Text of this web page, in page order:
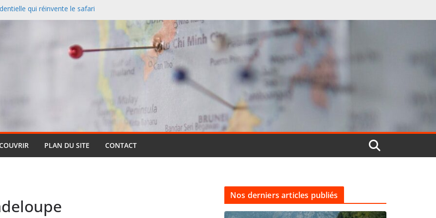
qui réinvente le safari
désertent le Sud et
paysage naturel
et la Méditerranée
: pourquoi cette formule
PLAN DU SITE CONTACT
Nos derniers articles publiés